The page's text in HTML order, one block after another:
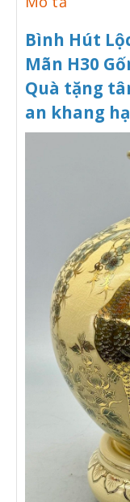
Bình Hút
Mãn H30
Quà tặng
an khang